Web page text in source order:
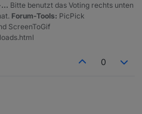
Bitte benutzt das Voting rechts unten
Forum-Tools: PicPick
ScreenToGif
0